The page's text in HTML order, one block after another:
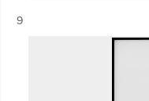
Résultat n°
9